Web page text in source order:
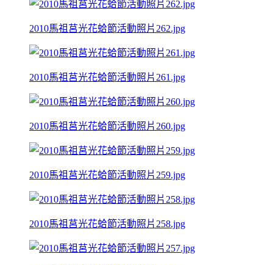
2010馬祖莒光花蛤節活動照片262.jpg
2010馬祖莒光花蛤節活動照片261.jpg
2010馬祖莒光花蛤節活動照片260.jpg
2010馬祖莒光花蛤節活動照片259.jpg
2010馬祖莒光花蛤節活動照片258.jpg